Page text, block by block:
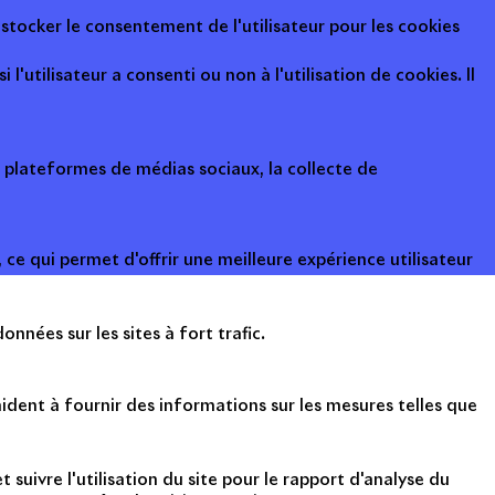
le consentement de l'utilisateur pour les cookies
l'utilisateur a consenti ou non à l'utilisation de cookies. Il
de médias sociaux, la collecte de
qui permet d'offrir une meilleure expérience utilisateur
sur les sites à fort trafic.
à fournir des informations sur les mesures telles que
suivre l'utilisation du site pour le rapport d'analyse du